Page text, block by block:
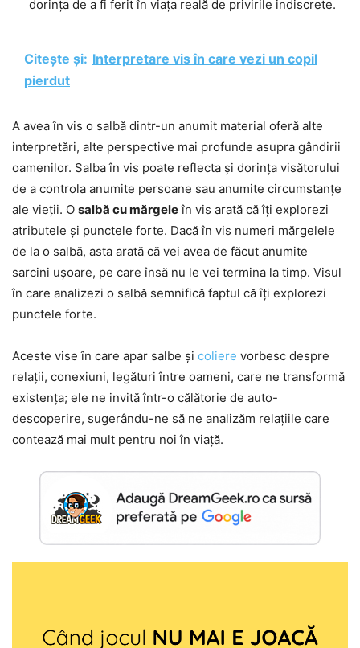
dorința de a fi ferit în viața reală de privirile indiscrete.
Citește și: Interpretare vis în care vezi un copil
pierdut
A avea în vis o salbă dintr-un anumit material oferă alte
interpretări, alte perspective mai profunde asupra gândirii
oamenilor. Salba în vis poate reflecta și dorința visătorului
de a controla anumite persoane sau anumite circumstanțe
ale vieții. O salbă cu mărgeleîn vis arată că îți explorezi
atributele și punctele forte. Dacă în vis numeri mărgelele
de la o salbă, asta arată că vei avea de făcut anumite
sarcini ușoare, pe care însă nu le vei termina la timp. Visul
în care analizezi o salbă semnifică faptul că îți explorezi
punctele forte.
Aceste vise în care apar salbe și coliere vorbesc despre
relații, conexiuni, legături între oameni, care ne transformă
existența; ele ne invită într-o călătorie de auto-
descoperire, sugerându-ne să ne analizăm relațiile care
contează mai mult pentru noi în viață.